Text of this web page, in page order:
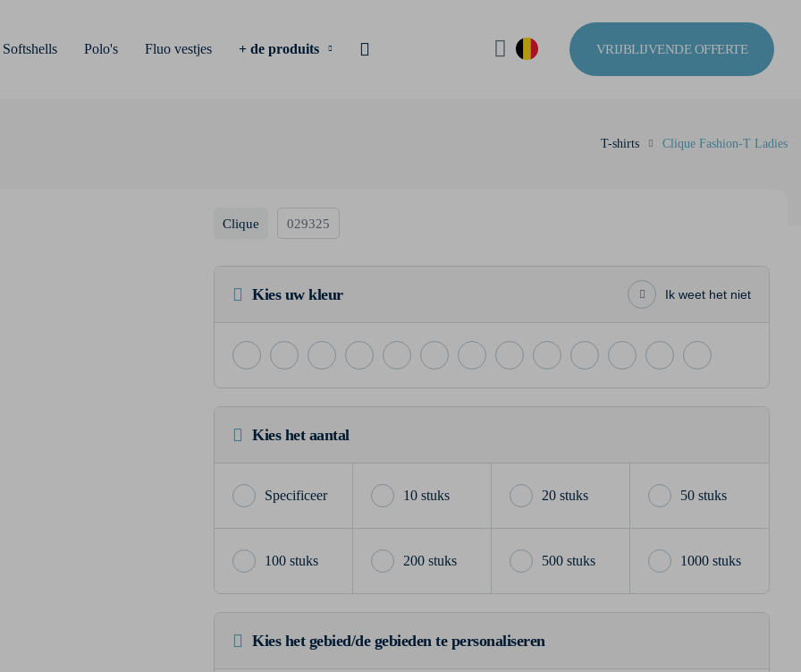
Softshells Polo's Fluo vestjes + de produits VRIJBLIJVENDE OFFERTE
T-shirts Clique Fashion-T Ladies
Clique 029325
Kies uw kleur Ik weet het niet
Kies het aantal
10 stuks 20 stuks 50 stuks
100 stuks 200 stuks 500 stuks 1000 stuks
Kies het gebied/de gebieden te personaliseren